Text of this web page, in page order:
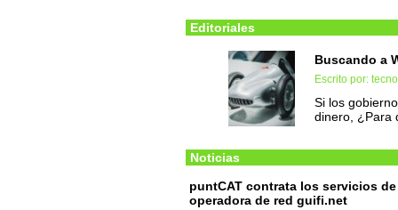
Editoriales
Buscando a
Escrito por:
Si los
dinero, ¿Para
Noticias
puntCAT contrata los servicios
operadora de red guifi.net